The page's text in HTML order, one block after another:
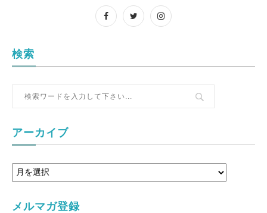
検索
アーカイブ
メルマガ登録